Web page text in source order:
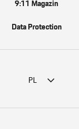
9:11 Magazin
Data Protection
PL